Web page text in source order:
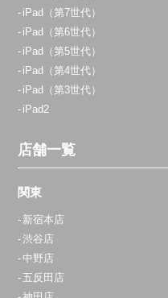
iPad（第7世代）
iPad（第6世代）
iPad（第5世代）
iPad（第4世代）
iPad（第3世代）
iPad2
店舗一覧
関東
新宿本店
渋谷店
中野店
五反田店